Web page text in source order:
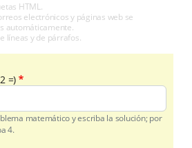
HTML.
electrónicos y páginas web se
automáticamente.
líneas y de párrafos.
=)
matemático y escriba la solución; por
4.